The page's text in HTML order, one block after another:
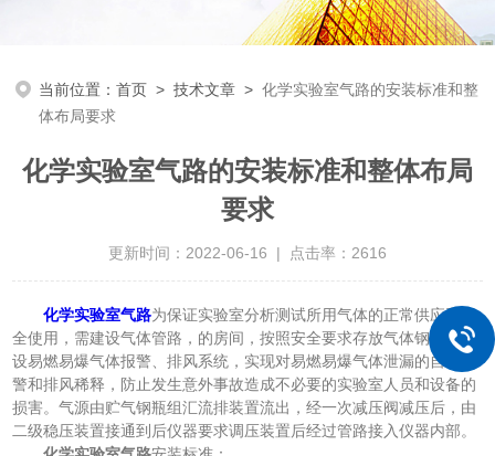
当前位置：首页 >技术文章 >化学实验室气路的安装标准和整
体布局要求
化学实验室气路的安装标准和整体布局
要求
更新时间：2022-06-16 | 点击率：2616
化学实验室气路为保证实验室分析测试所用气体的正常供应和安
全使用，需建设气体管路，的房间，按照安全要求存放气体钢瓶，建
设易燃易爆气体报警、排风系统，实现对易燃易爆气体泄漏的自动报
警和排风稀释，防止发生意外事故造成不必要的实验室人员和设备的
损害。气源由贮气钢瓶组汇流排装置流出，经一次减压阀减压后，由
二级稳压装置接通到后仪器要求调压装置后经过管路接入仪器内部。